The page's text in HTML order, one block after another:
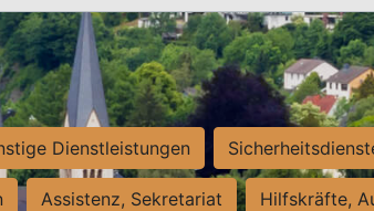
Dienstleistungen
Assistenz, Sekretariat Hilfskräfte,